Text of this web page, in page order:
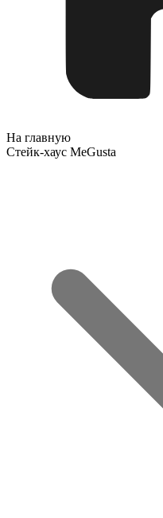
На главную
Стейк-хаус MeGusta